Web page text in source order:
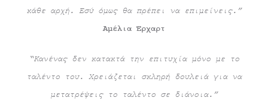
κάθε αρχή. Εσύ όμως θα πρέπει να επιμείνεις.”
Αμέλια Έρχαρτ
“Κανένας δεν κατακτά την επιτυχία μόνο με το
ταλέντο του. Χρειάζεται σκληρή δουλειά για να
μετατρέψεις το ταλέντο σε διάνοια.”